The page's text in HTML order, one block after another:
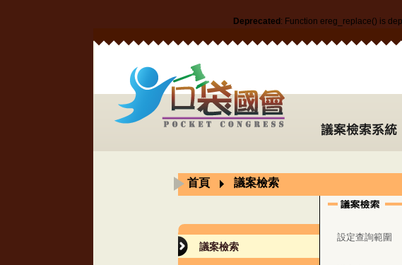
Deprecated : Function ereg_replace() is
首頁 議案檢索
議案檢索
設定查詢範圍